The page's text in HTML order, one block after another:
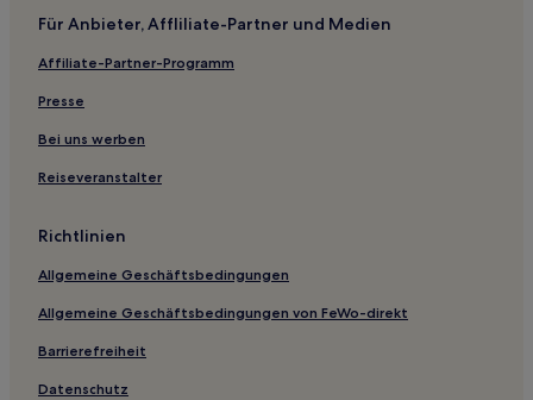
Familien in Leverkusen
Haustierfreundliche nahe Museumsmeile
Hotels mit inbegriffenem Frühstück nahe Museumsmeile
Hotels mit Parkplatz in Hochdahl
Haustierfreundliche nahe Schildergasse
Business in Solingen
Familien in Solingen
Hotels mit Parkplatz in Burscheid
Hotels mit Küchenzeile in Hürth
Haustierfreundliche in Hürth
Für Anbieter, Affliliate-Partner und Medien
Affiliate-Partner-Programm
Presse
Bei uns werben
Reiseveranstalter
Richtlinien
Allgemeine Geschäftsbedingungen
Allgemeine Geschäftsbedingungen von FeWo-direkt
Barrierefreiheit
Datenschutz